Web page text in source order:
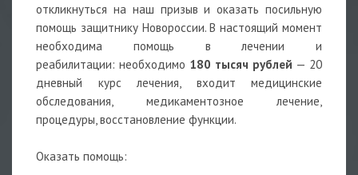
откликнуться на наш призыв и оказать посильную
помощь защитнику Новороссии. В настоящий момент
необходима помощь в лечении и
реабилитации: необходимо 180 тысяч рублей — 20
дневный курс лечения, входит медицинские
обследования, медикаментозное лечение,
процедуры, восстановление функции.
Оказать помощь: